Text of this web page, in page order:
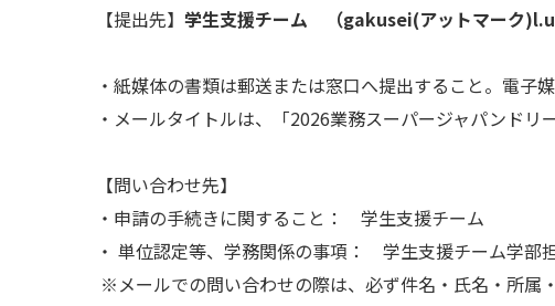
【提出先】 学生支援チーム （gakusei(アットマーク
・紙媒体の書類は郵送または窓口へ提出すること。電子
・メールタイトルは、「2026業務スーパージャパンドリ
【問い合わせ先】
・申請の手続きに関すること： 学生支援チーム
・ 単位認定等、学務関係の事項： 学生支援チーム学部
※メールでの問い合わせの際は、必ず件名・氏名・所属